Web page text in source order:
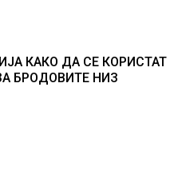
КАКО ДА СЕ КОРИСТАТ
БРОДОВИТЕ НИЗ